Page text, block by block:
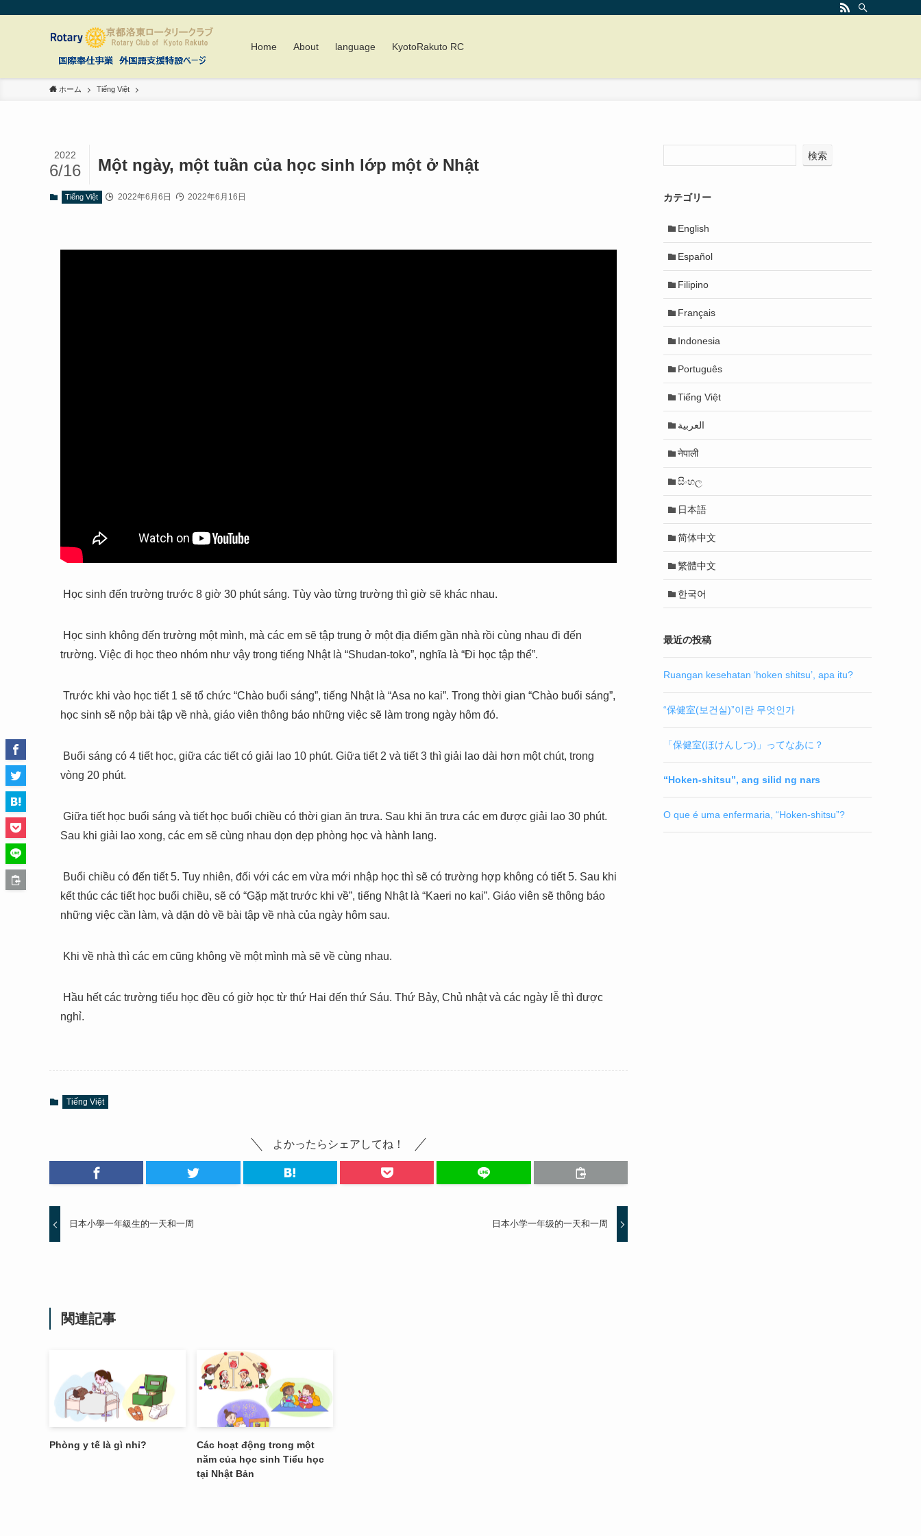
Home About language KyotoRakuto RC
ホーム Tiếng Việt
Một ngày, một tuần của học sinh lớp một ở Nhật
2022
6/16
Tiếng Việt 2022年6月6日 2022年6月16日
Học sinh đến trường trước 8 giờ 30 phút sáng. Tùy vào từng trường thì giờ sẽ khác nhau.
Học sinh không đến trường một mình, mà các em sẽ tập trung ở một địa điểm gần nhà rồi cùng nhau đi đến
trường. Việc đi học theo nhóm như vậy trong tiếng Nhật là “Shudan-toko”, nghĩa là “Đi học tập thể”.
Trước khi vào học tiết 1 sẽ tổ chức “Chào buổi sáng”, tiếng Nhật là “Asa no kai”. Trong thời gian “Chào buổi sáng”,
học sinh sẽ nộp bài tập về nhà, giáo viên thông báo những việc sẽ làm trong ngày hôm đó.
Buổi sáng có 4 tiết học, giữa các tiết có giải lao 10 phút. Giữa tiết 2 và tiết 3 thì giải lao dài hơn một chút, trong
vòng 20 phút.
Giữa tiết học buổi sáng và tiết học buổi chiều có thời gian ăn trưa. Sau khi ăn trưa các em được giải lao 30 phút.
Sau khi giải lao xong, các em sẽ cùng nhau dọn dẹp phòng học và hành lang.
Buổi chiều có đến tiết 5. Tuy nhiên, đối với các em vừa mới nhập học thì sẽ có trường hợp không có tiết 5. Sau khi
kết thúc các tiết học buổi chiều, sẽ có “Gặp mặt trước khi về”, tiếng Nhật là “Kaeri no kai”. Giáo viên sẽ thông báo
những việc cần làm, và dặn dò về bài tập về nhà của ngày hôm sau.
Khi về nhà thì các em cũng không về một mình mà sẽ về cùng nhau.
Hầu hết các trường tiểu học đều có giờ học từ thứ Hai đến thứ Sáu. Thứ Bảy, Chủ nhật và các ngày lễ thì được
nghỉ.
Tiếng Việt
よかったらシェアしてね！
日本小學一年級生的一天和一周 日本小学一年级的一天和一周
関連記事
Phòng y tế là gì nhỉ?
Các hoạt động trong một
năm của học sinh Tiểu học
tại Nhật Bản
検索
カテゴリー
English
Español
Filipino
Français
Indonesia
Português
Tiếng Việt
العربية
नेपाली
සිංහල
日本語
简体中文
繁體中文
한국어
最近の投稿
Ruangan kesehatan ‘hoken shitsu’, apa itu?
“保健室(보건실)”이란 무엇인가
「保健室(ほけんしつ)」ってなあに？
“Hoken-shitsu”, ang silid ng nars
O que é uma enfermaria, “Hoken-shitsu”?